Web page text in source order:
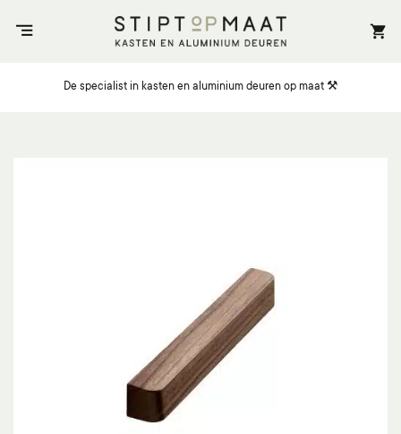
naar
De specialist in kasten en aluminium deuren op maat ⚒️